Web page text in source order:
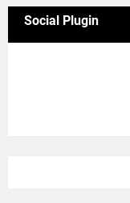
Social Plugin